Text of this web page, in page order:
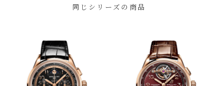
同じシリーズの商品